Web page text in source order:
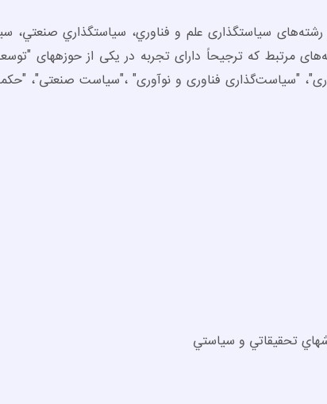
سیاستگذاری علم و فناوري، سياستگذاري صنعتي،
مرتبط که ترجیحاً دارای تجربه در یکی از حوزه­های
"سیاست‌گذاری فناوری و نوآوری" ،"سیاست صنعتی"،
تحقيقاتي و سياستي